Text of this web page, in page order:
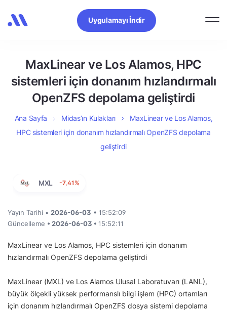
Uygulamayı İndir
MaxLinear ve Los Alamos, HPC
sistemleri için donanım hızlandırmalı
OpenZFS depolama geliştirdi
Ana Sayfa Midas’ın Kulakları
MaxLinear ve Los Alamos,
HPC sistemleri için donanım hızlandırmalı OpenZFS depolama
geliştirdi
MXL -7,41%
Yayın Tarihi • 2026-06-03 • 15:52:09
Güncelleme • 2026-06-03 • 15:52:11
MaxLinear ve Los Alamos, HPC sistemleri için donanım
hızlandırmalı OpenZFS depolama geliştirdi
MaxLinear (MXL) ve Los Alamos Ulusal Laboratuvarı (LANL),
büyük ölçekli yüksek performanslı bilgi işlem (HPC) ortamları
için donanım hızlandırmalı OpenZFS dosya sistemi depolama